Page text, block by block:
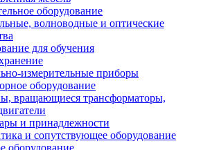
оборудование
волноводные и оптические
для обучения
измерительные приборы
оборудование
вращающиеся трансформаторы,
и принадлежности
и сопутствующее оборудование
оборудование